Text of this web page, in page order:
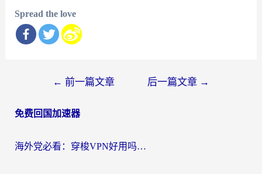
Spread the love
导
← 前一篇文章 后一篇文章 →
免费回国加速器
海外党必看：穿梭VPN好用吗？和云帆VPN对比哪个回国效果更好？附真实测评+避坑指南